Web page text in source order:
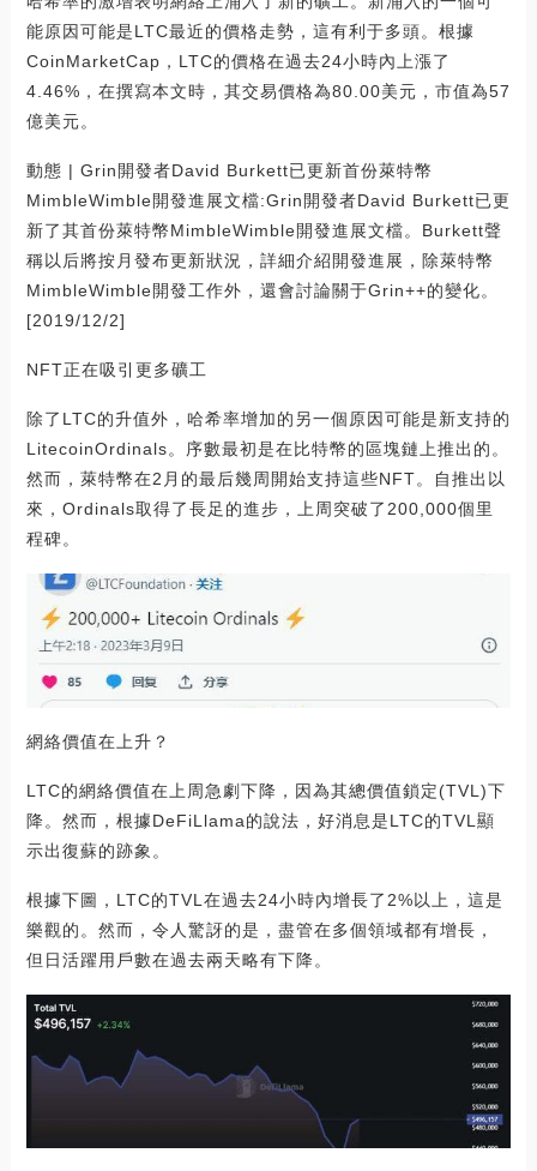
能原因可能是LTC最近的價格走勢，這有利于多頭。根據
CoinMarketCap，LTC的價格在過去24小時內上漲了
4.46%，在撰寫本文時，其交易價格為80.00美元，市值為57
億美元。
動態 | Grin開發者David Burkett已更新首份萊特幣
MimbleWimble開發進展文檔:Grin開發者David Burkett已更
新了其首份萊特幣MimbleWimble開發進展文檔。Burkett聲
稱以后將按月發布更新狀況，詳細介紹開發進展，除萊特幣
MimbleWimble開發工作外，還會討論關于Grin++的變化。
[2019/12/2]
NFT正在吸引更多礦工
除了LTC的升值外，哈希率增加的另一個原因可能是新支持的
LitecoinOrdinals。序數最初是在比特幣的區塊鏈上推出的。
然而，萊特幣在2月的最后幾周開始支持這些NFT。自推出以
來，Ordinals取得了長足的進步，上周突破了200,000個里
程碑。
網絡價值在上升？
LTC的網絡價值在上周急劇下降，因為其總價值鎖定(TVL)下
降。然而，根據DeFiLlama的說法，好消息是LTC的TVL顯
示出復蘇的跡象。
根據下圖，LTC的TVL在過去24小時內增長了2%以上，這是
樂觀的。然而，令人驚訝的是，盡管在多個領域都有增長，
但日活躍用戶數在過去兩天略有下降。